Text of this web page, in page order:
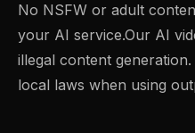
No NSFW or adult
your AI service.Our AI
illegal content
local laws when using